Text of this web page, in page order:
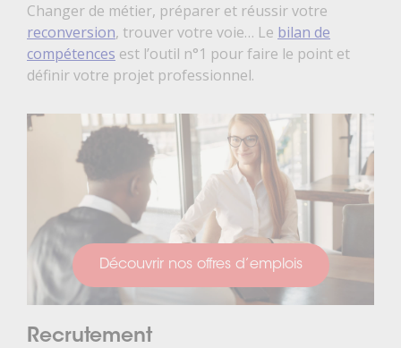
Changer de métier, préparer et réussir votre
reconversion, trouver votre voie… Le bilan de
compétences est l’outil n°1 pour faire le point et
définir votre projet professionnel.
Découvrir nos offres d’emplois
Recrutement